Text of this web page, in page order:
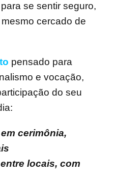
se sentir seguro,
cercado de
pensado para
e vocação,
do seu
cerimônia,
locais, com